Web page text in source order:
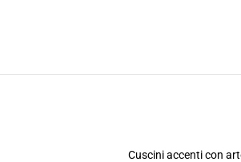
Cuscini accenti con